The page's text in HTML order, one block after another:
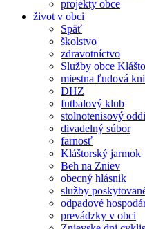
projekty obce
život v obci
Späť
školstvo
zdravotníctvo
Služby obce
miestna ľudová
DHZ
futbalový klub
stolnotenisový
divadelný súbor
farnosť
Kláštorský jarmok
Beh na Zniev
obecný hlásnik
služby
odpadové
prevádzky v obci